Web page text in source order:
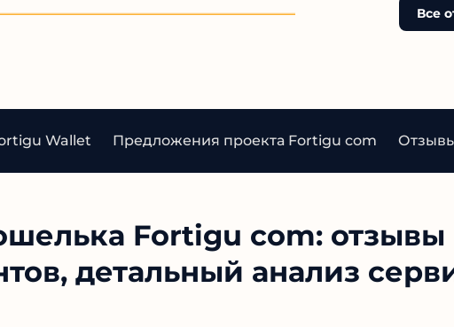
Все
Wallet Предложения проекта Fortigu com Отзывы
Fortigu com: отзывы
детальный анализ